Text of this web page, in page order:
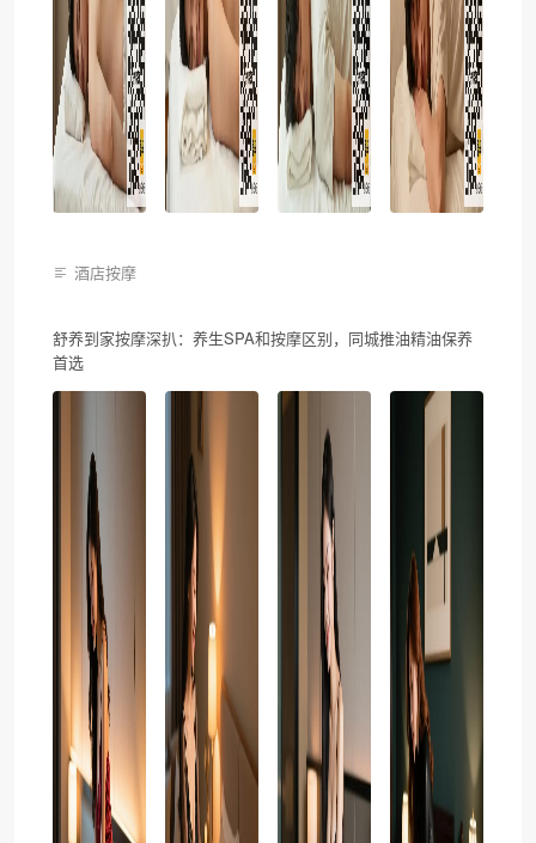
酒店按摩
舒养到家按摩深扒：养生SPA和按摩区别，同城推油精油保养
首选